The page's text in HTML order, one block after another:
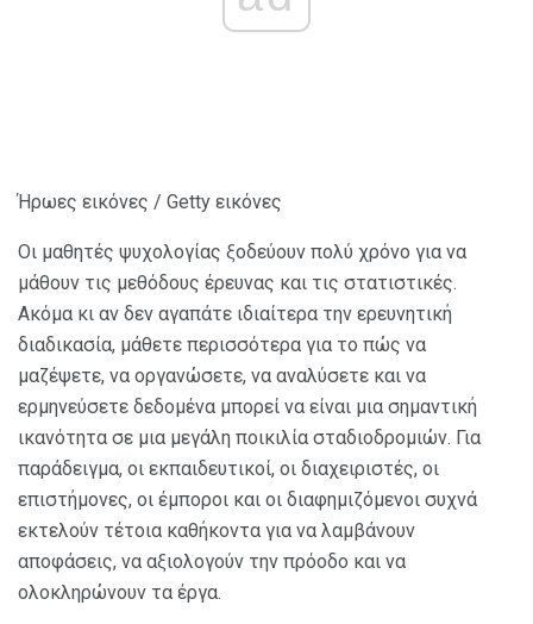
Ήρωες εικόνες / Getty εικόνες
Οι μαθητές ψυχολογίας ξοδεύουν πολύ χρόνο για να
μάθουν τις μεθόδους έρευνας και τις στατιστικές.
Ακόμα κι αν δεν αγαπάτε ιδιαίτερα την ερευνητική
διαδικασία, μάθετε περισσότερα για το πώς να
μαζέψετε, να οργανώσετε, να αναλύσετε και να
ερμηνεύσετε δεδομένα μπορεί να είναι μια σημαντική
ικανότητα σε μια μεγάλη ποικιλία σταδιοδρομιών. Για
παράδειγμα, οι εκπαιδευτικοί, οι διαχειριστές, οι
επιστήμονες, οι έμποροι και οι διαφημιζόμενοι συχνά
εκτελούν τέτοια καθήκοντα για να λαμβάνουν
αποφάσεις, να αξιολογούν την πρόοδο και να
ολοκληρώνουν τα έργα.